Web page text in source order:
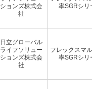
ションズ株式会
社
率SGRシリ
日立グローバル
ライフソリュー
ションズ株式会
社
フレックスマ
率SGRシリ